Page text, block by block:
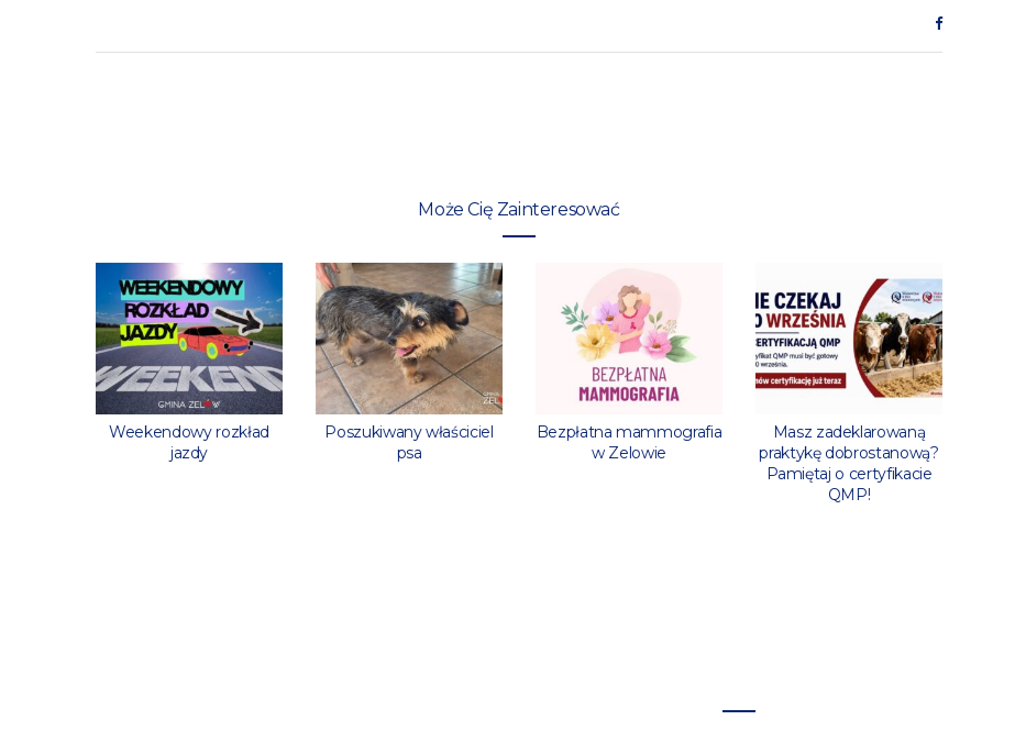
Może Cię Zainteresować
Weekendowy rozkład
jazdy
Poszukiwany właściciel
psa
Bezpłatna mammografia
w Zelowie
Masz zadeklarowaną
praktykę dobrostanową?
Pamiętaj o certyfikacie
QMP!